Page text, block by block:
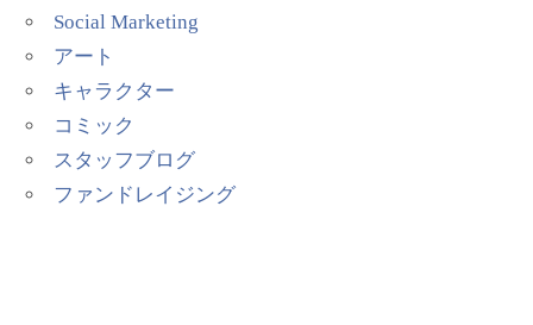
Social Marketing
アート
キャラクター
コミック
スタッフブログ
ファンドレイジング